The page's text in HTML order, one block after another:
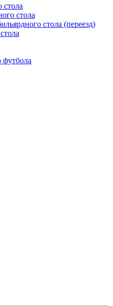
стола
стола
стола (переезд)
футбола